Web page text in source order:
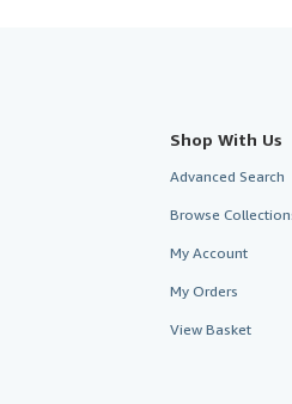
Shop With Us
Advanced Search
Browse
My Account
My Orders
View Basket